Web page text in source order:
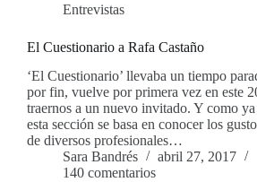
Entrevistas
El Cuestionario a Rafa Castaño
‘El Cuestionario’ llevaba un tiempo
por fin, vuelve por primera vez en este
traernos a un nuevo invitado. Y como ya
esta sección se basa en conocer los
de diversos profesionales…
Sara Bandrés
abril 27, 2017
140 comentarios